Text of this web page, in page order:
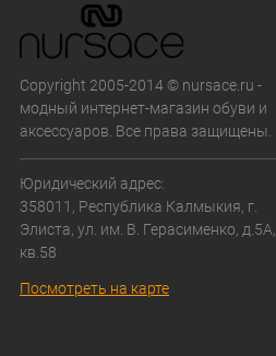
Copyright 2005-2014 © nursace.ru -
модный интернет-магазин обуви и
аксессуаров. Все права защищены.
Юридический адрес:
358011, Республика Калмыкия, г.
Элиста, ул. им. В. Герасименко, д.5А,
кв.58
Посмотреть на карте